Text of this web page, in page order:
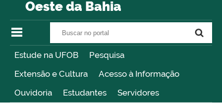
Oeste da Bahia
Estude na UFOB
Pesquisa
Extensão e Cultura
Acesso à Informação
Ouvidoria
Estudantes Servidores